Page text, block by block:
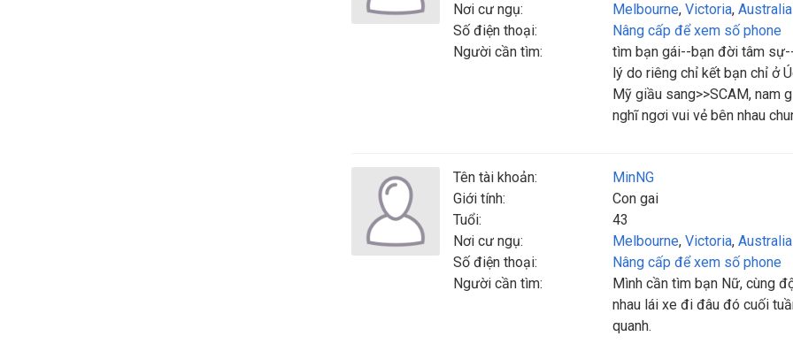
Nơi cư ngụ:
Melbourne, Victoria, Australia
Số điện thoại:
Nâng cấp để xem số phone
Người cần tìm:
tìm bạn gái--bạn đời tâm
lý do riêng chỉ kết bạn chỉ ở
Mỹ giầu sang>>SCAM, nam
nghĩ ngơi vui vẻ bên nhau
Tên tài khoản:
MinNG
Giới tính:
Con gai
Tuổi:
43
Nơi cư ngụ:
Melbourne, Victoria, Australia
Số điện thoại:
Nâng cấp để xem số phone
Người cần tìm:
Mình cần tìm bạn Nữ, cùng
nhau lái xe đi đâu đó cuối
quanh.